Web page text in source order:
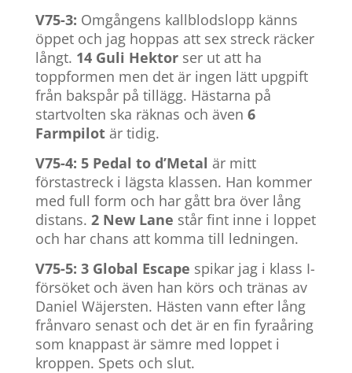
V75-3: Omgångens kallblodslopp känns
öppet och jag hoppas att sex streck räcker
långt. 14 Guli Hektorser ut att ha
toppformen men det är ingen lätt upgpift
från bakspår på tillägg. Hästarna på
startvolten ska räknas och även 6
Farmpilotär tidig.
V75-4: 5 Pedal to d’Metal är mitt
förstastreck i lägsta klassen. Han kommer
med full form och har gått bra över lång
distans. 2 New Lane står fint inne i loppet
och har chans att komma till ledningen.
V75-5: 3 Global Escape spikar jag i klass I-
försöket och även han körs och tränas av
Daniel Wäjersten. Hästen vann efter lång
frånvaro senast och det är en fin fyraåring
som knappast är sämre med loppet i
kroppen. Spets och slut.